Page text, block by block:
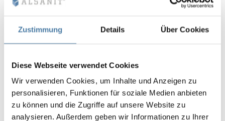
Zustimmung Details Über Cookies
Diese Webseite verwendet Cookies
Wir verwenden Cookies, um Inhalte und Anzeigen zu
personalisieren, Funktionen für soziale Medien anbieten
zu können und die Zugriffe auf unsere Website zu
analysieren. Außerdem geben wir Informationen zu Ihrer
SHADOW GREY
SPICE ORANGE
FOREST GREEN
RAL 6018
EMERALD LAGUNA
RAL 5018
BLUE BAY
RAL 5005